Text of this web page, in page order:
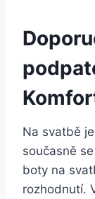
Na ‍svatbě
současně
boty na
⁤rozhodnutí.